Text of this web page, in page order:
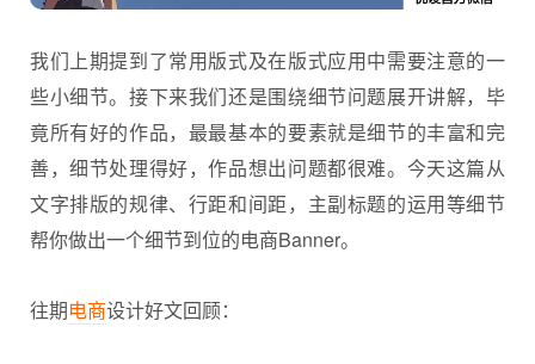
我们上期提到了常用版式及在版式应用中需要注意的一
些小细节。接下来我们还是围绕细节问题展开讲解，毕
竟所有好的作品，最最基本的要素就是细节的丰富和完
善，细节处理得好，作品想出问题都很难。今天这篇从
文字排版的规律、行距和间距，主副标题的运用等细节
帮你做出一个细节到位的电商Banner。
往期电商设计好文回顾：